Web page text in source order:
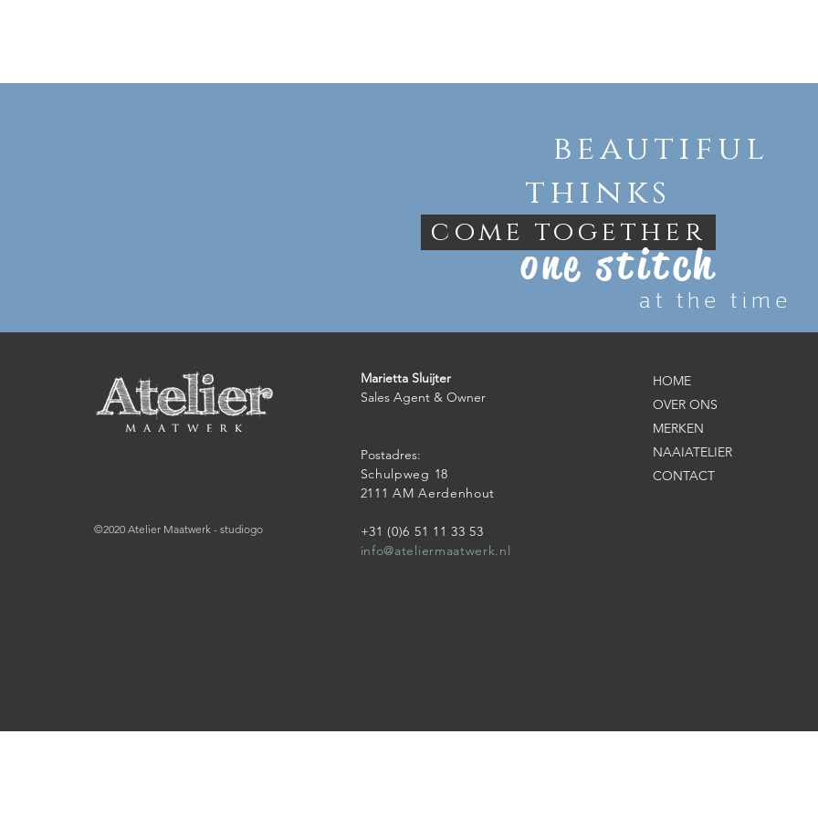
beautiful
thinks
come together
one stitch
at the time
©2020 Atelier Maatwerk - studiogo
Marietta Sluijter
Sales Agent & Owner
Postadres:
Schulpweg 18
2111 AM Aerdenhout
+31 (0)6 51 11 33 53
info@ateliermaatwerk.nl
HOME
OVER ONS
MERKEN
NAAIATELIER
CONTACT